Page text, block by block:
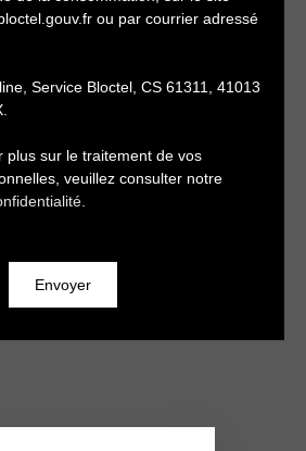
ou par courrier adressé
Service Bloctel, CS 61311, 41013
plus sur le traitement de vos
veuillez consulter notre
.
Envoyer